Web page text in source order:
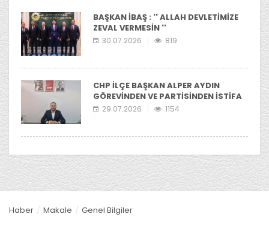
BAŞKAN İBAŞ : '' ALLAH DEVLETİMİZE
ZEVAL VERMESİN ''
30.07.2026 819
CHP İLÇE BAŞKAN ALPER AYDIN
GÖREVİNDEN VE PARTİSİNDEN İSTİFA
ETTİ29.07.2026 1154
Haber Makale Genel Bilgiler